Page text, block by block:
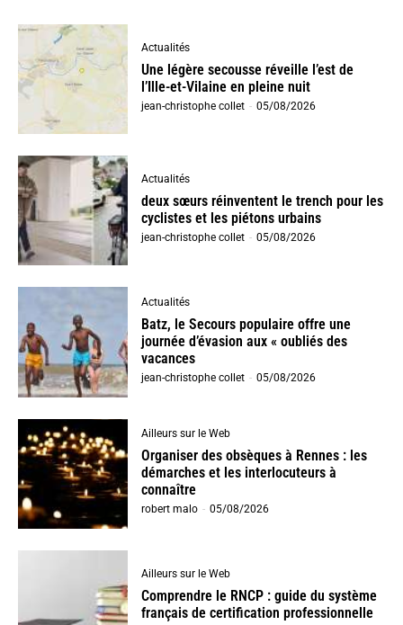
Actualités
Une légère secousse réveille l’est de
l’Ille-et-Vilaine en pleine nuit
jean-christophe collet - 05/08/2026
Actualités
deux sœurs réinventent le trench pour les
cyclistes et les piétons urbains
jean-christophe collet - 05/08/2026
Actualités
Batz, le Secours populaire offre une
journée d’évasion aux « oubliés des
vacances
jean-christophe collet - 05/08/2026
Ailleurs sur le Web
Organiser des obsèques à Rennes : les
démarches et les interlocuteurs à
connaître
robert malo - 05/08/2026
Ailleurs sur le Web
Comprendre le RNCP : guide du système
français de certification professionnelle